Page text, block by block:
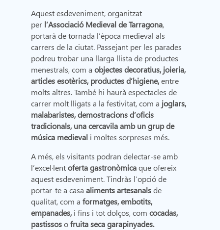
Aquest esdeveniment, organitzat
per l’Associació Medieval de Tarragona,
portarà de tornada l’època medieval als
carrers de la ciutat. Passejant per les parades
podreu trobar una llarga llista de productes
menestrals, com aobjectes decoratius, joieria,
articles esotèrics, productes d’higiene,entre
molts altres. També hi haurà espectacles de
carrer molt lligats a la festivitat, com a joglars,
malabaristes, demostracions d’oficis
tradicionals, una cercavila amb un grup de
música medieval i moltes sorpreses més.
A més, els visitants podran delectar-se amb
l’excel·lentoferta gastronòmicaque ofereix
aquest esdeveniment. Tindràs l’opció de
portar-te a casa aliments artesanalsde
qualitat, com aformatges, embotits,
empanades, i fins i tot dolços, comcocadas,
pastissosofruita seca garapinyades.